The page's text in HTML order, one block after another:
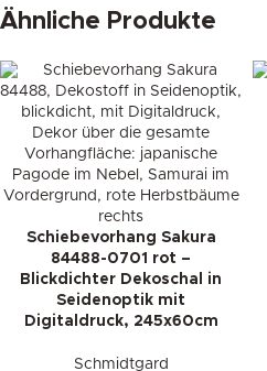
Ähnliche Produkte
Schiebevorhang Sakura
84488-0701 rot –
Blickdichter Dekoschal in
Seidenoptik mit
Digitaldruck, 245x60cm
Schmidtgard